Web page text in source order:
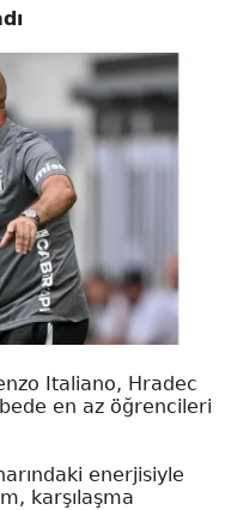
Italiano, Hradec
en az öğrencileri
enerjisiyle
karşılaşma